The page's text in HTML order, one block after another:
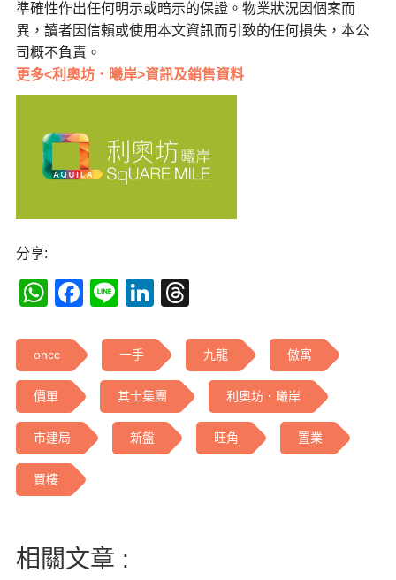
準確性作出任何明示或暗示的保證。物業狀況因個案而
異，讀者因信賴或使用本文資訊而引致的任何損失，本公
司概不負責。
更多<利奧坊．曦岸>資訊及銷售資料
分享:
WhatsApp
Facebook
LineLinkedIn
oncc 一手 九龍 傲寓
價單 其士集團 利奧坊．曦岸
市建局 新盤 旺角 置業
買樓
相關文章 :